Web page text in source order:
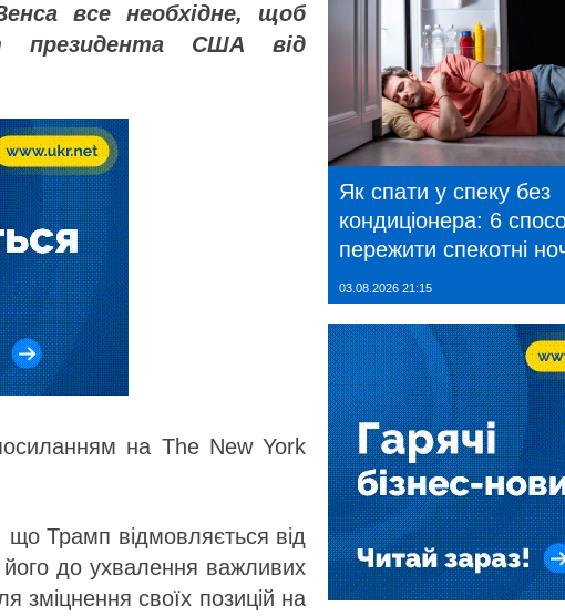
все необхідне, щоб
президента США від
на The New York
Трамп відмовляється від
його до ухвалення важливих
зміцнення своїх позицій на
Як спати у спеку без
кондиціонера: 6
пережити спекотні
03.08.2026 21:15